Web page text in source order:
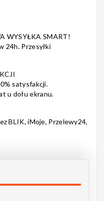
WYSYŁKA SMART!
24h. Przesyłki
satysfakcji.
u dołu ekranu.
BLIK, iMoje, Przelewy24,